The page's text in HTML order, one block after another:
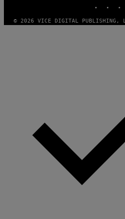
© 2026 VICE DIGITAL PUBLISHING,